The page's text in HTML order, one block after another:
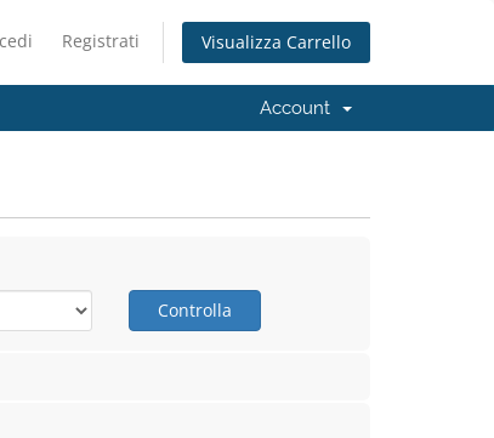
Registrati Visualizza Carrello
Account
Controlla